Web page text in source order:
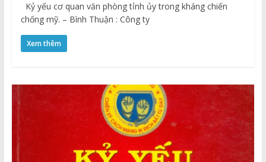
Kỷ yếu cơ quan văn phòng tỉnh ủy trong kháng chiến
chống mỹ. – Bình Thuận : Công ty
Xem thêm